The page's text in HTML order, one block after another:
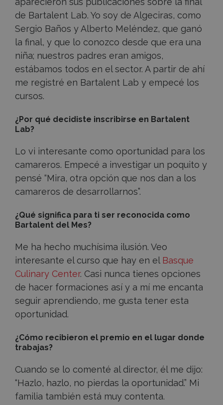
de Bartalent Lab. Yo soy de Algeciras, como
Sergio Baños y Alberto Meléndez, que ganó
la final, y que lo conozco desde que era una
niña; nuestros padres eran amigos,
estábamos todos en el sector. A partir de ahí
me registré en Bartalent Lab y empecé los
cursos.
¿Por qué decidiste inscribirse en Bartalent
Lab?
Lo vi interesante como oportunidad para los
camareros. Empecé a investigar un poquito y
pensé “Mira, otra opción que nos dan a los
camareros de desarrollarnos”.
¿Qué significa para ti ser reconocida como
Bartalent del Mes?
Me ha hecho muchísima ilusión. Veo
interesante el curso que hay en el Basque
Culinary Center. Casi nunca tienes opciones
de hacer formaciones así y a mí me encanta
seguir aprendiendo, me gusta tener esta
oportunidad.
¿Cómo recibieron el premio en el lugar donde
trabajas?
Cuando se lo comenté al director, él me dijo:
“Hazlo, hazlo, no pierdas la oportunidad.” Mi
familia también está muy contenta.